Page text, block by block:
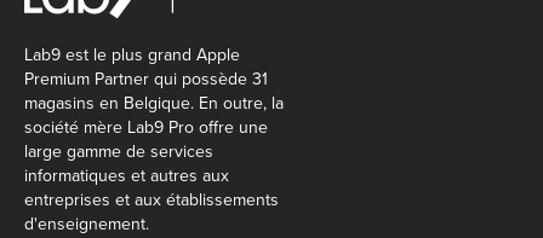
Lab9 est le plus grand Apple
Premium Partner qui possède 31
magasins en Belgique. En outre, la
société mère Lab9 Pro offre une
large gamme de services
informatiques et autres aux
entreprises et aux établissements
d'enseignement.